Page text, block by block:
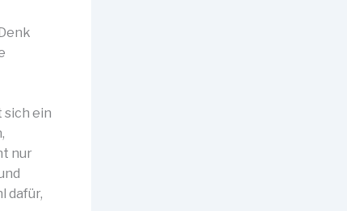
sich ein
nur
dafür,